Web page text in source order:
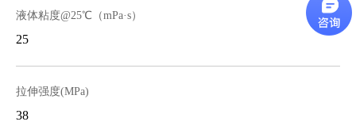
液体粘度@25℃（mPa·s）
25
拉伸强度(MPa)
38